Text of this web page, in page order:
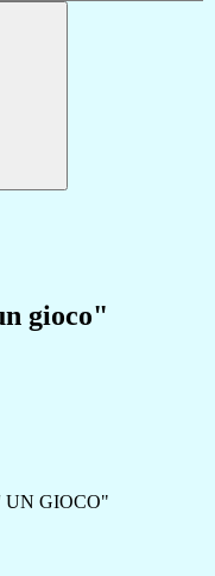
gioco"
UN GIOCO"